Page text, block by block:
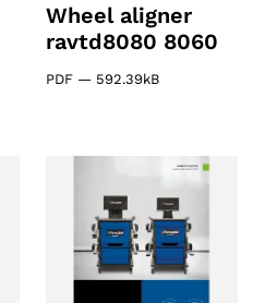
Wheel aligner
ravtd8080 8060
PDF — 592.39kB